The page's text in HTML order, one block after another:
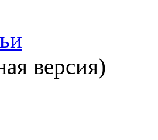
версия)